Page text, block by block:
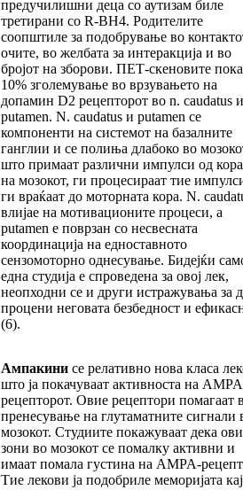
предучилишни деца со аутизам биле
третирани со R-BH4. Родителите
соопштиле за подобрување во
очите, во желбата за интеракција и во
бројот на зборови. ПЕТ-скеновите
10% зголемување во врзувањето на
допамин D2 рецепторот во n. caudatus
putamen. N. caudatus и putamen се
компоненти на системот на базалните
ганглии и се полиња длабоко во
што примаат различни импулси од
на мозокот, ги процесираат тие
ги враќаат до моторната кора. N.
влијае на мотивационите процеси, а
putamen е поврзан со несвесната
координација на едноставното
сензомоторно однесување. Бидејќи
една студија е спроведена за овој лек,
неопходни се и други истражувања за
процени неговата безбедност и
(6).
Ампакинисе релативно нова класа
што ја покачуваат активноста на
рецепторот. Овие рецептори помагаат
пренесување на глутаматните сигнали
мозокот. Студиите покажуваат дека
зони во мозокот се помалку активни и
имаат помала густина на AMPA-
Тие лекови ја подобриле меморијата кај